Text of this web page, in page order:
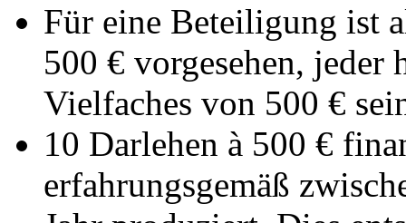
Für eine Beteiligung ist
500 € vorgesehen, jeder
Vielfaches von 500 €
10 Darlehen à 500 €
erfahrungsgemäß